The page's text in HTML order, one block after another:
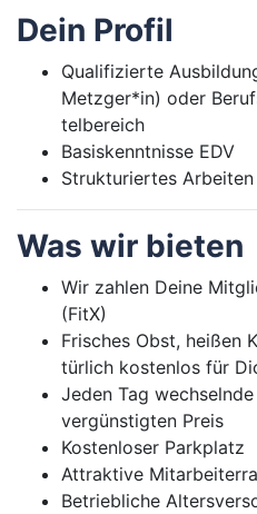
Dein Pro­fil
Qua­li­fi­zier­te
Metz­ger*in) oder
tel­be­reich
Ba­sis­kennt­nis­se EDV
Struk­tu­rier­tes Ar­bei­ten
Was wir bie­ten
Wir zah­len Dei­ne
(FitX)
Fri­sches Obst, hei­ßen
tür­lich kos­ten­los für
Je­den Tag
ver­güns­tig­ten Preis
Kos­ten­lo­ser Park­platz
At­trak­ti­ve
Be­trieb­li­che